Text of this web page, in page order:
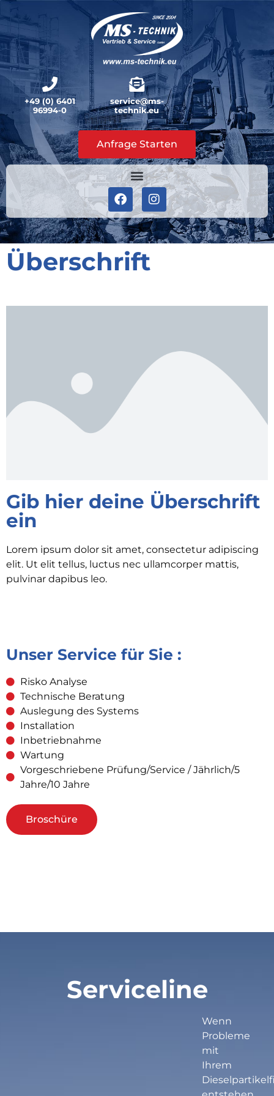
+49 (0) 6401
96994-0
service@ms-
technik.eu
Anfrage Starten
Überschrift
Gib hier deine Überschrift
ein
Lorem ipsum dolor sit amet, consectetur adipiscing
elit. Ut elit tellus, luctus nec ullamcorper mattis,
pulvinar dapibus leo.
Unser Service für Sie :
Risko Analyse
Technische Beratung
Auslegung des Systems
Installation
Inbetriebnahme
Wartung
Vorgeschriebene Prüfung/Service / Jährlich/5
Jahre/10 Jahre
Broschüre
Serviceline
Wenn
Probleme
mit
Ihrem